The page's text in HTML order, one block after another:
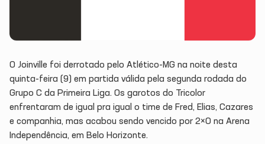
O Joinville foi derrotado pelo Atlético-MG na noite desta
quinta-feira (9) em partida válida pela segunda rodada do
Grupo C da Primeira Liga. Os garotos do Tricolor
enfrentaram de igual pra igual o time de Fred, Elias, Cazares
e companhia, mas acabou sendo vencido por 2×0 na Arena
Independência, em Belo Horizonte.